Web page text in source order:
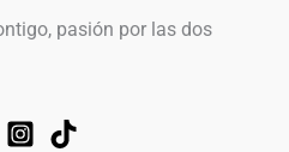
pasión por las dos